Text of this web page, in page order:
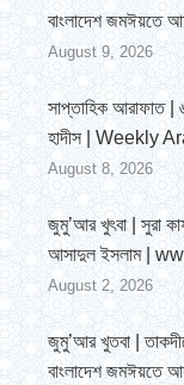
বাংলাদেশ জমঈয়তে
August 9, 2026
সাপ্তাহিক আরাফাত |
হাদীস | Weekly
August 8, 2026
জুমু’আর খুৎবা | সুরা
আসাদুল ইসলাম |
August 2, 2026
জুমু’আর খুতবা |
বাংলাদেশ জমঈয়তে